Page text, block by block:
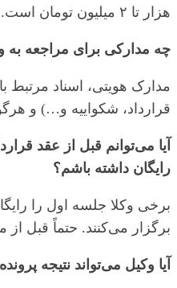
هزار تا ۲ میلیون تومان است.
چه مدارکی برای مراجعه به
مدارک هویتی، اسناد مرتبط
قرارداد، شکواییه و…) و
آیا می‌توانم قبل از عقد
رایگان داشته باشم؟
برخی وکلا جلسه اول را
برگزار می‌کنند. حتماً قبل از
آیا وکیل می‌تواند نتیجه